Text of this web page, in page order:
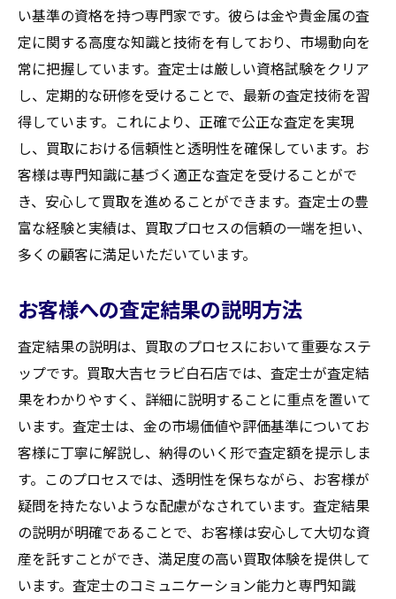
い基準の資格を持つ専門家です。彼らは金や貴金属の査
定に関する高度な知識と技術を有しており、市場動向を
常に把握しています。査定士は厳しい資格試験をクリア
し、定期的な研修を受けることで、最新の査定技術を習
得しています。これにより、正確で公正な査定を実現
し、買取における信頼性と透明性を確保しています。お
客様は専門知識に基づく適正な査定を受けることがで
き、安心して買取を進めることができます。査定士の豊
富な経験と実績は、買取プロセスの信頼の一端を担い、
多くの顧客に満足いただいています。
お客様への査定結果の説明方法
査定結果の説明は、買取のプロセスにおいて重要なステ
ップです。買取大吉セラビ白石店では、査定士が査定結
果をわかりやすく、詳細に説明することに重点を置いて
います。査定士は、金の市場価値や評価基準についてお
客様に丁寧に解説し、納得のいく形で査定額を提示しま
す。このプロセスでは、透明性を保ちながら、お客様が
疑問を持たないような配慮がなされています。査定結果
の説明が明確であることで、お客様は安心して大切な資
産を託すことができ、満足度の高い買取体験を提供して
います。査定士のコミュニケーション能力と専門知識